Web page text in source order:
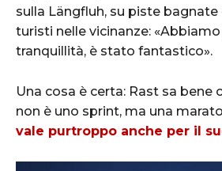
sulla Längfluh, su piste bagnate
turisti nelle vicinanze:
tranquillità, è stato fantastico».
Una cosa è certa: Rast sa bene
non è uno sprint, ma una
vale purtroppo anche per il